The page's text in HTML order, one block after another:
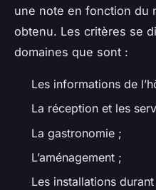
une note en fonction du
obtenu. Les critères se
domaines que sont :
Les informations de
La réception et les
La gastronomie ;
L’aménagement ;
Les installations